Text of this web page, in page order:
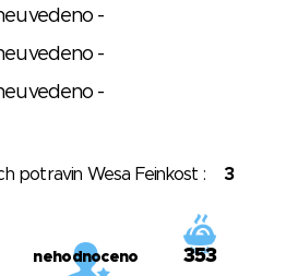
-
-
-
potravin Wesa Feinkost : 3
nehodnoceno 353